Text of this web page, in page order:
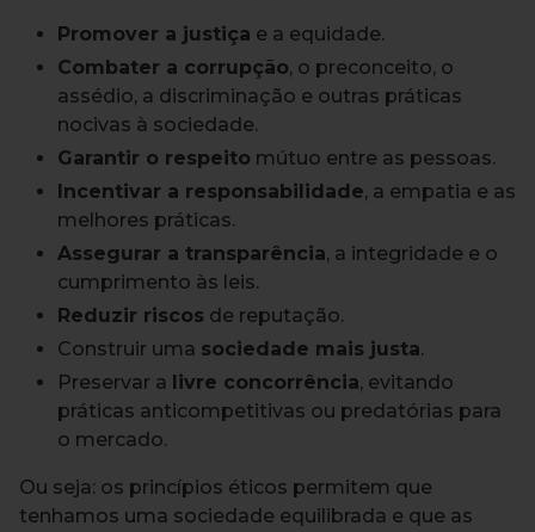
Promover a justiça e a equidade.
Combater a corrupção, o preconceito, o
assédio, a discriminação e outras práticas
nocivas à sociedade.
Garantir o respeito mútuo entre as pessoas.
Incentivar a responsabilidade, a empatia e as
melhores práticas.
Assegurar a transparência, a integridade e o
cumprimento às leis.
Reduzir riscos de reputação.
Construir uma sociedade mais justa.
Preservar a livre concorrência, evitando
práticas anticompetitivas ou predatórias para
o mercado.
Ou seja: os princípios éticos permitem que
tenhamos uma sociedade equilibrada e que as